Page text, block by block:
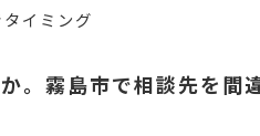
イミング
。霧島市で相談先を間